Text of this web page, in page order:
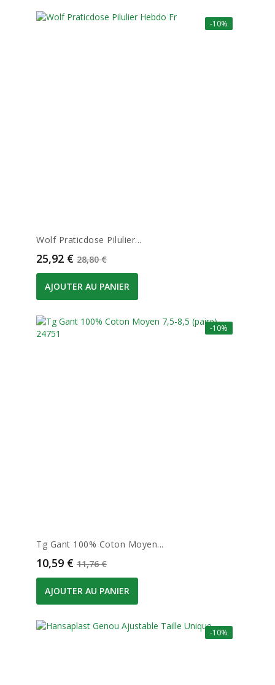
-10%
Wolf Praticdose Pilulier...
Prix
25,92 € Prix de base
28,80 €
AJOUTER AU PANIER
-10%
Tg Gant 100% Coton Moyen...
Prix
10,59 € Prix de base
11,76 €
AJOUTER AU PANIER
-10%